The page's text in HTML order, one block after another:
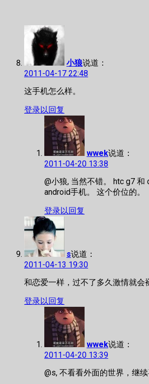
小狼说道：
2011-04-17 22:48
这手机怎么样。
登录以回复
wwek说道：
2011-04-20 13:38
@小狼, 当然不错。 htc g7
android手机。 这个价位的。
登录以回复
s说道：
2011-04-13 19:30
和恋爱一样，过不了多久激情就会
登录以回复
wwek说道：
2011-04-20 13:39
@s, 不看看外面的世界，继续